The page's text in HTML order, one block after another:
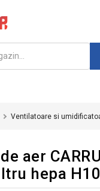
Ventilatoare si
aer
hepa H10